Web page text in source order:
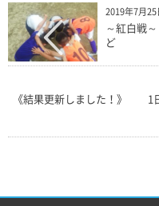
2019年7月25
～紅白戦
ど
《結果更新しました！》 1